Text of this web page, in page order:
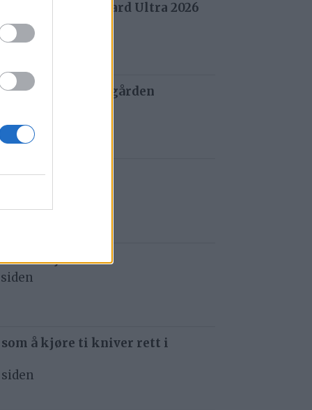
fra Stuggu Backyard Ultra 2026
siden
og tau redder de gården
Gauldalen
i Havsjøveien
som å kjøre ti kniver rett i